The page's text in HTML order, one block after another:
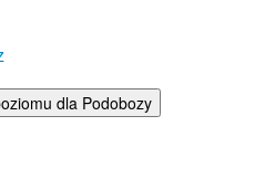
dla Podobozy